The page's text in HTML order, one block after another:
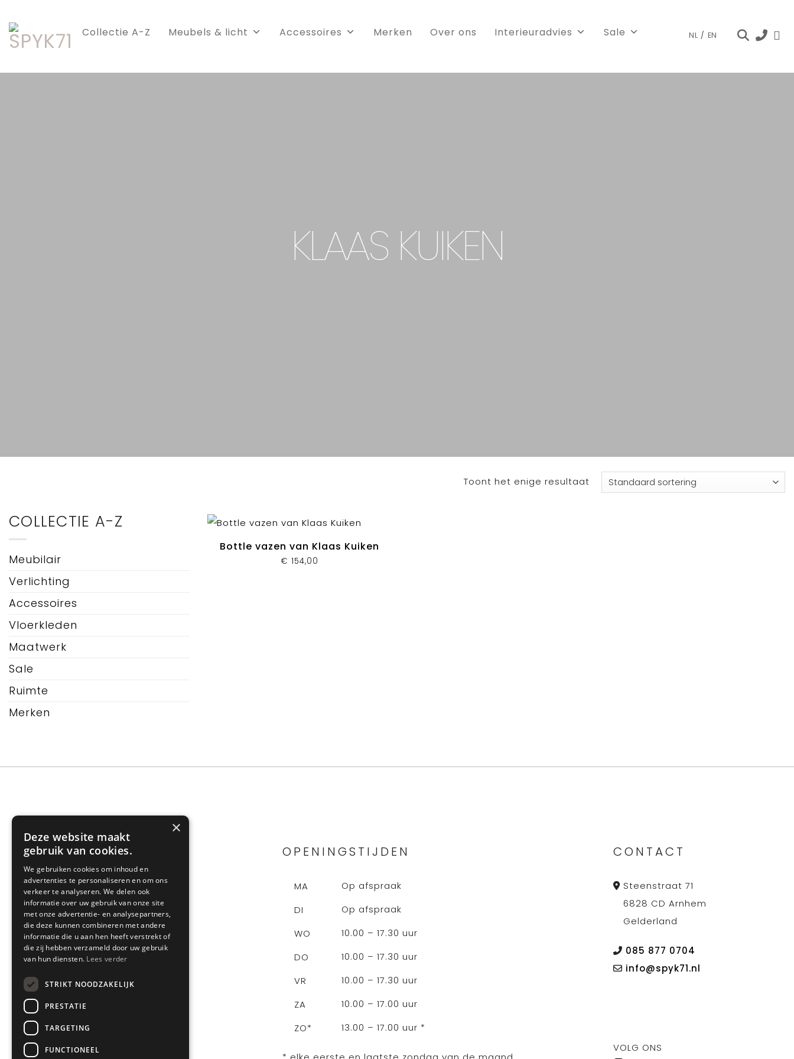
to
content
Collectie A-Z Meubels & licht Accessoires Merken Over ons Interieuradvies Sale NL/ EN
KLAAS KUIKEN
Toont het enige resultaat
COLLECTIE A-Z
Meubilair
Verlichting
Accessoires
Vloerkleden
Maatwerk
Sale
Ruimte
Merken
Bottle vazen van Klaas Kuiken
€ 154,00
SPYK71 SERVICE
Blogs
Showroom
Interieuradvies
Bezorgen & leveren
All In House Service
Algemene voorwaarden
Disclaimer
OPENINGSTIJDEN
MA
Op afspraak
DI
Op afspraak
WO
10.00 – 17.30 uur
DO
10.00 – 17.30 uur
VR
10.00 – 17.30 uur
ZA
10.00 – 17.00 uur
ZO*
13.00 – 17.00 uur *
CONTACT
Steenstraat 71
6828 CD Arnhem
Gelderland
085 877 0704
info@spyk71.nl
VOLG ONS
×
Deze website maakt
gebruik van cookies.
We gebruiken cookies om inhoud en
advertenties te personaliseren en om ons
verkeer te analyseren. We delen ook
informatie over uw gebruik van onze site
met onze advertentie- en analysepartners,
die deze kunnen combineren met andere
informatie die u aan hen heeft verstrekt of
die zij hebben verzameld door uw gebruik
van hun diensten. Lees verder
STRIKT NOODZAKELIJK
PRESTATIE
TARGETING
FUNCTIONEEL